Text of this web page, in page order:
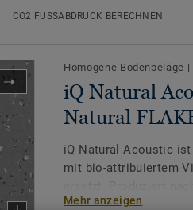
CO2 FUSSABDRUCK BERECHNEN
Homogene Bodenbeläge |
iQ Natural
Natural
iQ Natural Acoustic
mit bio-attribuiertem
externen Audit
Mehr anzeigen